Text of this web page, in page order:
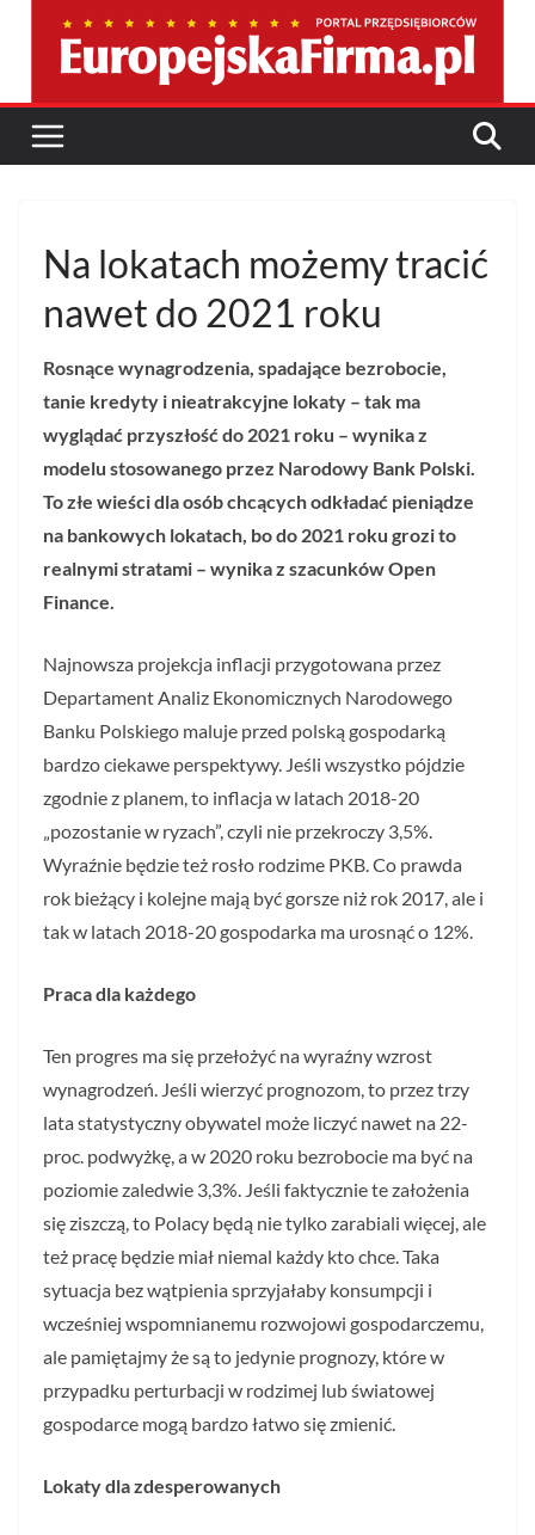
Na lokatach możemy tracić
nawet do 2021 roku
Rosnące wynagrodzenia, spadające bezrobocie,
tanie kredyty i nieatrakcyjne lokaty – tak ma
wyglądać przyszłość do 2021 roku – wynika z
modelu stosowanego przez Narodowy Bank Polski.
To złe wieści dla osób chcących odkładać pieniądze
na bankowych lokatach, bo do 2021 roku grozi to
realnymi stratami – wynika z szacunków Open
Finance.
Najnowsza projekcja inflacji przygotowana przez
Departament Analiz Ekonomicznych Narodowego
Banku Polskiego maluje przed polską gospodarką
bardzo ciekawe perspektywy. Jeśli wszystko pójdzie
zgodnie z planem, to inflacja w latach 2018-20
„pozostanie w ryzach”, czyli nie przekroczy 3,5%.
Wyraźnie będzie też rosło rodzime PKB. Co prawda
rok bieżący i kolejne mają być gorsze niż rok 2017, ale i
tak w latach 2018-20 gospodarka ma urosnąć o 12%.
Praca dla każdego
Ten progres ma się przełożyć na wyraźny wzrost
wynagrodzeń. Jeśli wierzyć prognozom, to przez trzy
lata statystyczny obywatel może liczyć nawet na 22-
proc. podwyżkę, a w 2020 roku bezrobocie ma być na
poziomie zaledwie 3,3%. Jeśli faktycznie te założenia
się ziszczą, to Polacy będą nie tylko zarabiali więcej, ale
też pracę będzie miał niemal każdy kto chce. Taka
sytuacja bez wątpienia sprzyjałaby konsumpcji i
wcześniej wspomnianemu rozwojowi gospodarczemu,
ale pamiętajmy że są to jedynie prognozy, które w
przypadku perturbacji w rodzimej lub światowej
gospodarce mogą bardzo łatwo się zmienić.
Lokaty dla zdesperowanych